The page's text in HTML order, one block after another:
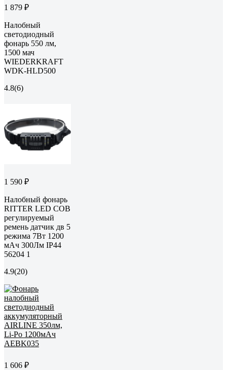
1 879 ₽
Налобный
светодиодный
фонарь 550 лм,
1500 мач
WIEDERKRAFT
WDK-HLD500
4.8(6)
1 590 ₽
Налобный фонарь
RITTER LED COB
регулируемый
ремень датчик дв 5
режима 7Вт 1200
мАч 300Лм IP44
56204 1
4.9(20)
1 606 ₽